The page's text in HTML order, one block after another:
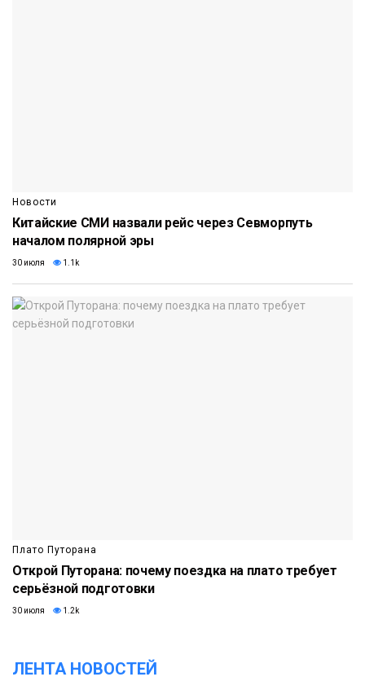
Новости
Китайские СМИ назвали рейс через Севморпуть
началом полярной эры
30 июля 1.1k
Плато Путорана
Открой Путорана: почему поездка на плато требует
серьёзной подготовки
30 июля 1.2k
ЛЕНТА НОВОСТЕЙ